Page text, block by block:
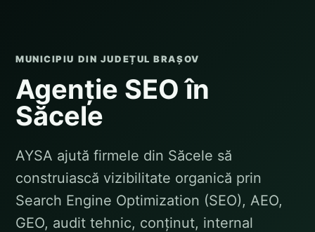
MUNICIPIU DIN JUDEȚUL BRAȘOV
Agenție SEO în
Săcele
AYSA ajută firmele din Săcele să
construiască vizibilitate organică prin
Search Engine Optimization (SEO), AEO,
GEO, audit tehnic, conținut, internal